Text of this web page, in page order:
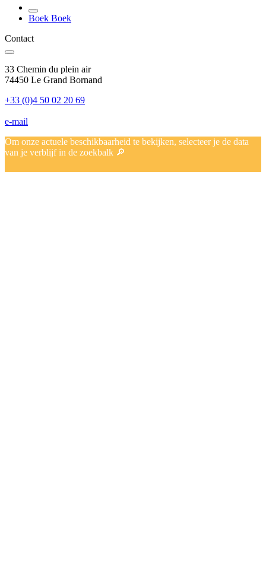
Boek Boek
Contact
33 Chemin du plein air
74450 Le Grand Bornand
+33 (0)4 50 02 20 69
e-mail
Om onze actuele beschikbaarheid te bekijken, selecteer je de data
van je verblijf in de zoekbalk 🔎